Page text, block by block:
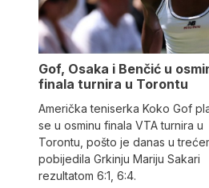
Gof, Osaka i Benčić u
finala turnira u Torontu
Američka teniserka Koko Gof
se u osminu finala VTA turnira u
Torontu, pošto je danas u
pobijedila Grkinju Mariju Sakari
rezultatom 6:1, 6:4.